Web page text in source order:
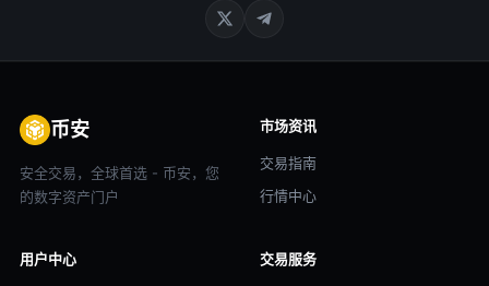
币安
安全交易，全球首选 - 币安，您
的数字资产门户
市场资讯
交易指南
行情中心
用户中心 交易服务